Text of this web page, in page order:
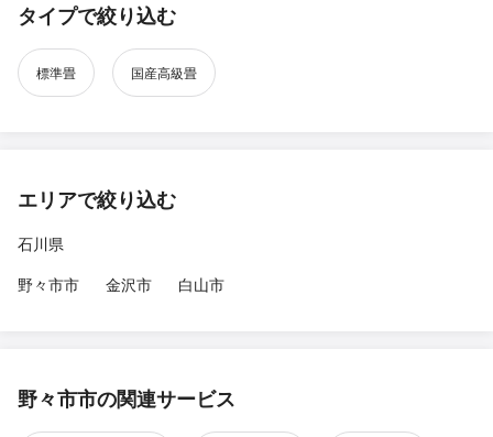
タイプで絞り込む
標準畳 国産高級畳
エリアで絞り込む
石川県
野々市市
金沢市 白山市
野々市市の関連サービス